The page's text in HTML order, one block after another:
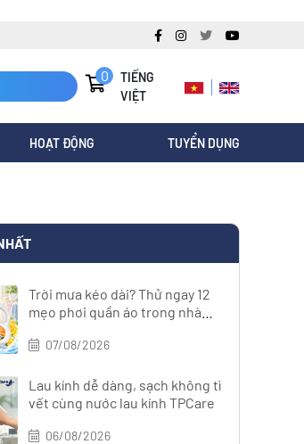
0
TIẾNG
VIỆT
HOẠT ĐỘNG TUYỂN DỤNG
Trời mưa kéo dài? Thử ngay 12
mẹo phơi quần áo trong nhà
07/08/2026
Lau kính dễ dàng, sạch không tì
vết cùng nước lau kính TPCare
06/08/2026